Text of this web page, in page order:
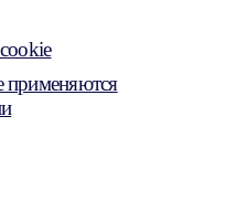
применяются